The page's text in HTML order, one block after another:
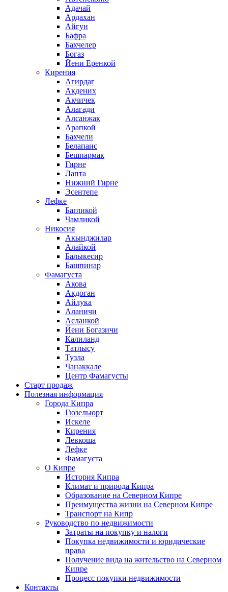
Адачай
Ардахан
Айгун
Бафра
Бахчелер
Богаз
Йени Еренкой
Кирения
Агирдаг
Акдених
Акчичек
Алагади
Алсанжак
Арапкой
Бахчели
Белапаис
Бешпармак
Гирне
Лапта
Нижний Гирне
Эсентепе
Лефке
Багликой
Чамликой
Никосия
Акынджилар
Алайкой
Балыкесир
Башпинар
Фамагуста
Акова
Акдоган
Айлука
Аланичи
Асланкой
Йени Богазичи
Калиланд
Татлысу
Тузла
Чанаккале
Центр Фамагусты
Старт продаж
Полезная информация
Города Кипра
Гюзельюрт
Искеле
Кирения
Левкоша
Лефке
Фамагуста
О Кипре
История Кипра
Климат и природа Кипра
Образование на Северном Кипре
Преимущества жизни на Северном Кипре
Транспорт на Кипр
Руководство по недвижимости
Затраты на покупку и налоги
Покупка недвижимости и юридические
права
Получение вида на жительство на Северном
Кипре
Процесс покупки недвижимости
Контакты